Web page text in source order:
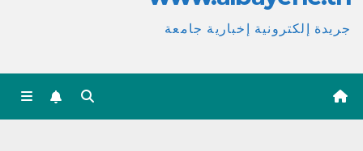
جريدة إلكترونية إخبارية جامعة